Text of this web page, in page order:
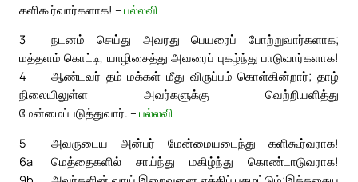
களிகூர்வார்களாக! – பல்லவி
3
நடனம் செய்து அவரது பெயரைப் போற்றுவார்களாக;
மத்தளம் கொட்டி, யாழிசைத்து அவரைப் புகழ்ந்து பாடுவார்களாக!
4
ஆண்டவர் தம் மக்கள் மீது விருப்பம் கொள்கின்றார்; தாழ்
நிலையிலுள்ள அவர்களுக்கு வெற்றியளித்து
மேன்மைப்படுத்துவார். – பல்லவி
5
அவருடைய அன்பர் மேன்மையடைந்து களிகூர்வராக!
மெத்தைகளில் சாய்ந்து மகிழ்ந்து கொண்டாடுவராக!
6a